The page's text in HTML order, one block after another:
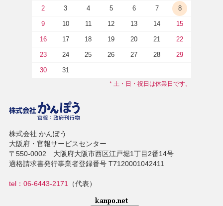
2 3 4 5 6 7 8
9 10 11 12 13 14 15
16 17 18 19 20 21 22
23 24 25 26 27 28 29
30 31
* 土・日・祝日は休業日です。
株式会社 かんぽう
大阪府・官報サービスセンター
〒550-0002 大阪府大阪市西区江戸堀1丁目2番14号
適格請求書発行事業者登録番号 T7120001042411
tel：06-6443-2171 （代表）